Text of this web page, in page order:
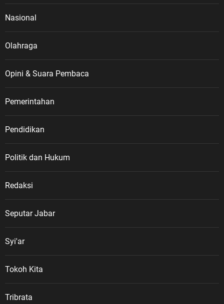
Nasional
Olahraga
Opini & Suara Pembaca
Pemerintahan
Pendidikan
Politik dan Hukum
Redaksi
Seputar Jabar
Syi'ar
Tokoh Kita
Tribrata